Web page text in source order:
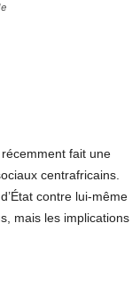
récemment fait une
centrafricains.
contre lui-même
mais les implications